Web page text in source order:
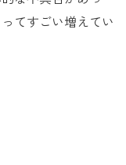
てすごい増えてい